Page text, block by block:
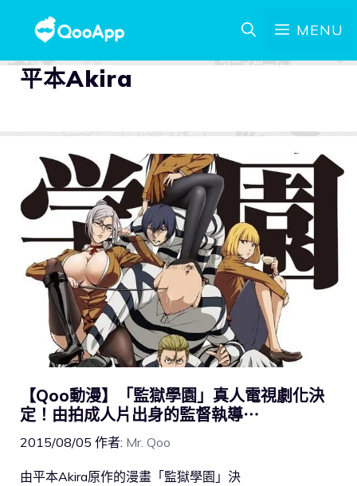
MENU
平本Akira
【Qoo動漫】「監獄學園」真人電視劇化決
定！由拍成人片出身的監督執導⋯
2015/08/05 作者: Mr. Qoo
由平本Akira原作的漫畫「監獄學園」決